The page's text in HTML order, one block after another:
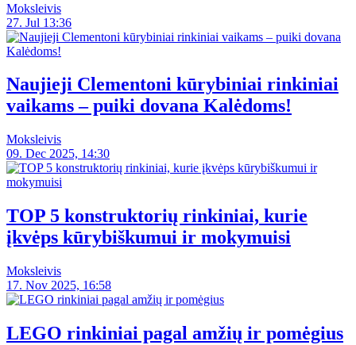
Moksleivis
27. Jul 13:36
Naujieji Clementoni kūrybiniai rinkiniai
vaikams – puiki dovana Kalėdoms!
Moksleivis
09. Dec 2025, 14:30
TOP 5 konstruktorių rinkiniai, kurie
įkvėps kūrybiškumui ir mokymuisi
Moksleivis
17. Nov 2025, 16:58
LEGO rinkiniai pagal amžių ir pomėgius